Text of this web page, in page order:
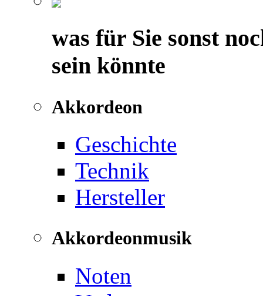
was für Sie sonst
sein könnte
Akkordeon
Geschichte
Technik
Hersteller
Akkordeonmusik
Noten